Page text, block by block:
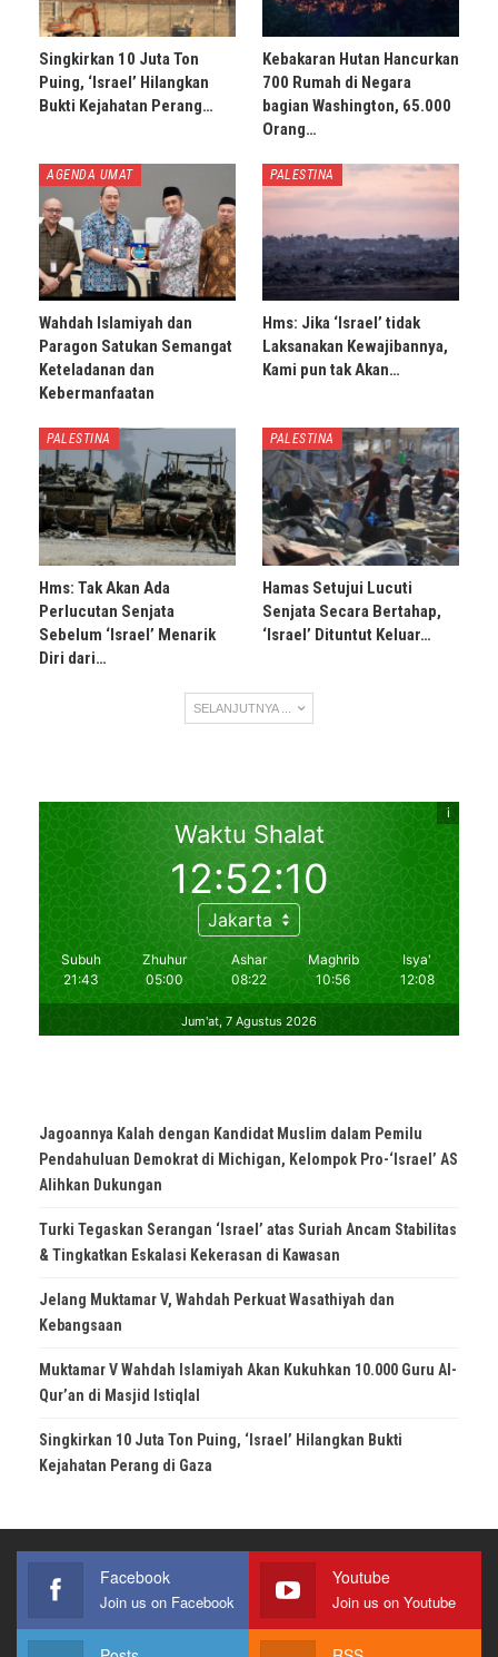
Singkirkan 10 Juta Ton
Puing, ‘Israel’ Hilangkan
Bukti Kejahatan Perang…
Kebakaran Hutan Hancurkan
700 Rumah di Negara
bagian Washington, 65.000
Orang…
AGENDA UMAT
Wahdah Islamiyah dan
Paragon Satukan Semangat
Keteladanan dan
Kebermanfaatan
PALESTINA
Hms: Jika ‘Israel’ tidak
Laksanakan Kewajibannya,
Kami pun tak Akan…
PALESTINA
Hms: Tak Akan Ada
Perlucutan Senjata
Sebelum ‘Israel’ Menarik
Diri dari…
PALESTINA
Hamas Setujui Lucuti
Senjata Secara Bertahap,
‘Israel’ Dituntut Keluar…
SELANJUTNYA ...
Jagoannya Kalah dengan Kandidat Muslim dalam Pemilu
Pendahuluan Demokrat di Michigan, Kelompok Pro-‘Israel’ AS
Alihkan Dukungan
Turki Tegaskan Serangan ‘Israel’ atas Suriah Ancam Stabilitas
& Tingkatkan Eskalasi Kekerasan di Kawasan
Jelang Muktamar V, Wahdah Perkuat Wasathiyah dan
Kebangsaan
Muktamar V Wahdah Islamiyah Akan Kukuhkan 10.000 Guru Al-
Qur’an di Masjid Istiqlal
Singkirkan 10 Juta Ton Puing, ‘Israel’ Hilangkan Bukti
Kejahatan Perang di Gaza
Facebook
Join us on Facebook
Youtube
Join us on Youtube